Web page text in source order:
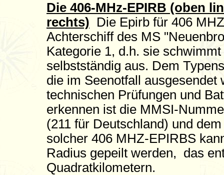
Die 406-MHz-EPIRB (oben
rechts) Die Epirb für 406
Achterschiff des MS
Kategorie 1, d.h. sie
selbstständig aus. Dem
die im Seenotfall
technischen Prüfungen und
erkennen ist die MMSI-
(211 für Deutschland) und
solcher 406 MHZ-EPIRBS
Radius gepeilt werden, das
Quadratkilometern.